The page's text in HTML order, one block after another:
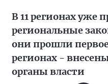
В 11 регионах уже
региональные
они прошли
регионах -
органы власти